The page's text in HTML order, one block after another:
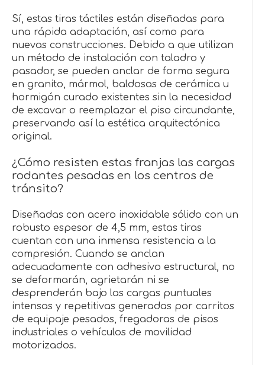
Sí, estas tiras táctiles están diseñadas para
una rápida adaptación, así como para
nuevas construcciones. Debido a que utilizan
un método de instalación con taladro y
pasador, se pueden anclar de forma segura
en granito, mármol, baldosas de cerámica u
hormigón curado existentes sin la necesidad
de excavar o reemplazar el piso circundante,
preservando así la estética arquitectónica
original.
¿Cómo resisten estas franjas las cargas
rodantes pesadas en los centros de
tránsito?
Diseñadas con acero inoxidable sólido con un
robusto espesor de 4,5 mm, estas tiras
cuentan con una inmensa resistencia a la
compresión. Cuando se anclan
adecuadamente con adhesivo estructural, no
se deformarán, agrietarán ni se
desprenderán bajo las cargas puntuales
intensas y repetitivas generadas por carritos
de equipaje pesados, fregadoras de pisos
industriales o vehículos de movilidad
motorizados.